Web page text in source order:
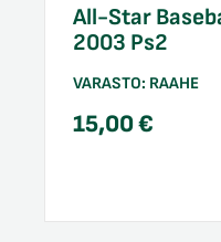
All-Star
2003 Ps2
VARASTO: RAAHE
15,00€